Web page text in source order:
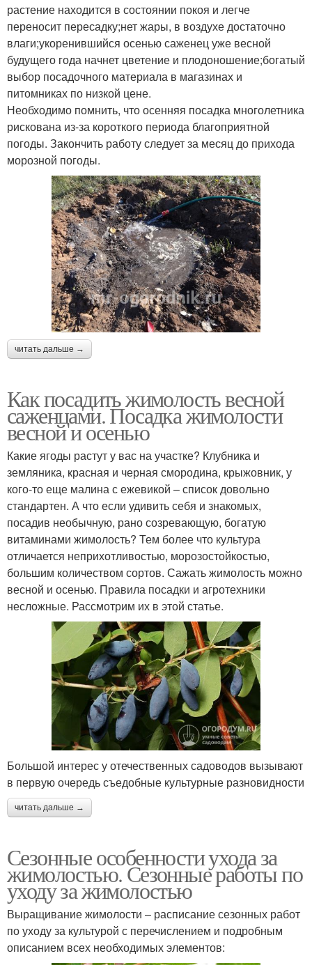
растение находится в состоянии покоя и легче
переносит пересадку;нет жары, в воздухе достаточно
влаги;укоренившийся осенью саженец уже весной
будущего года начнет цветение и плодоношение;богатый
выбор посадочного материала в магазинах и
питомниках по низкой цене.
Необходимо помнить, что осенняя посадка многолетника
рискована из-за короткого периода благоприятной
погоды. Закончить работу следует за месяц до прихода
морозной погоды.
читать дальше →
Как посадить жимолость весной
саженцами. Посадка жимолости
весной и осенью
Какие ягоды растут у вас на участке? Клубника и
земляника, красная и черная смородина, крыжовник, у
кого-то еще малина с ежевикой – список довольно
стандартен. А что если удивить себя и знакомых,
посадив необычную, рано созревающую, богатую
витаминами жимолость? Тем более что культура
отличается неприхотливостью, морозостойкостью,
большим количеством сортов. Сажать жимолость можно
весной и осенью. Правила посадки и агротехники
несложные. Рассмотрим их в этой статье.
Большой интерес у отечественных садоводов вызывают
в первую очередь съедобные культурные разновидности
читать дальше →
Сезонные особенности ухода за
жимолостью. Сезонные работы по
уходу за жимолостью
Выращивание жимолости – расписание сезонных работ
по уходу за культурой с перечислением и подробным
описанием всех необходимых элементов: